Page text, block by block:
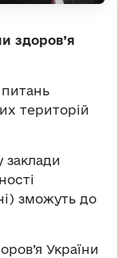
здоров’я
питань
територій
заклади
зможуть до
України